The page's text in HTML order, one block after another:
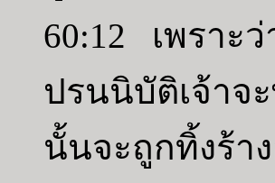
60:12 เพราะ
ปรนนิบัติเจ้าจ
นั้นจะถูกทิ้งร้า